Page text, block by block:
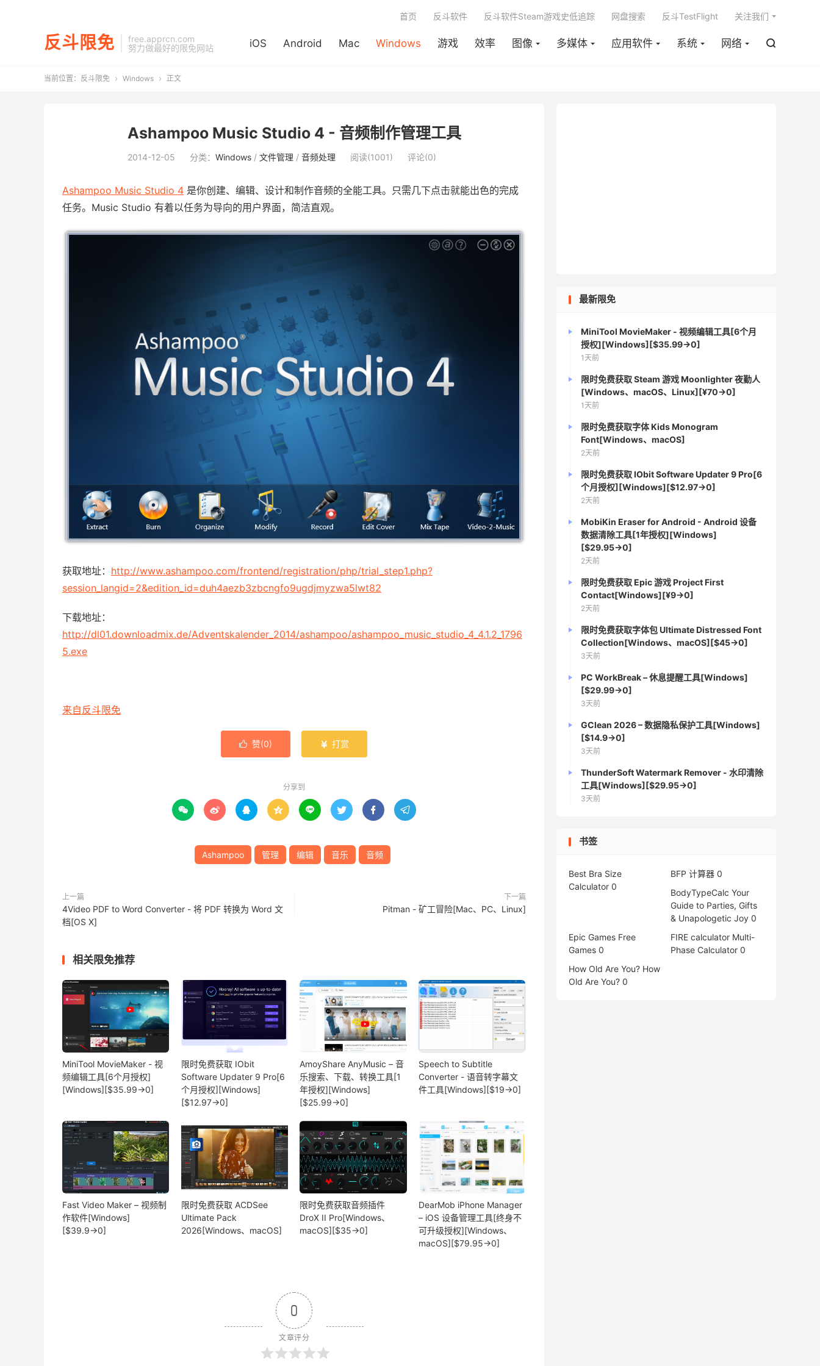
反斗限免
free.apprcn.com
努力做最好的限免网站
iOS Android Mac Windows 游戏 效率 图像 多媒体 应用软件 系统 网络 
首页 反斗软件 反斗软件Steam游戏史低追踪 网盘搜索 反斗TestFlight 关注我们
当前位置： 反斗限免  Windows  正文
Ashampoo Music Studio 4 - 音频制作管理工具
2014-12-05 分类： Windows / 文件管理 / 音频处理 阅读(1001) 评论(0)
Ashampoo Music Studio 4 是你创建、编辑、设计和制作音频的全能工具。只需几下点击就能出色的完成
任务。Music Studio 有着以任务为导向的用户界面，简洁直观。
获取地址： http://www.ashampoo.com/frontend/registration/php/trial_step1.php?
session_langid=2&edition_id=duh4aezb3zbcngfo9ugdjmyzwa5lwt82
下载地址：
http://dl01.downloadmix.de/Adventskalender_2014/ashampoo/ashampoo_music_studio_4_4.1.2_1796
5.exe
来自反斗限免
 赞(0)  打赏
分享到
       
Ashampoo 管理 编辑 音乐 音频
上一篇
4Video PDF to Word Converter - 将 PDF 转换为 Word 文
档[OS X]
下一篇
Pitman - 矿工冒险[Mac、PC、Linux]
相关限免推荐
MiniTool MovieMaker - 视
频编辑工具[6个月授权]
[Windows][$35.99→0]
限时免费获取 IObit
Software Updater 9 Pro[6
个月授权][Windows]
[$12.97→0]
AmoyShare AnyMusic – 音
乐搜索、下载、转换工具[1
年授权][Windows]
[$25.99→0]
Speech to Subtitle
Converter - 语音转字幕文
件工具[Windows][$19→0]
Fast Video Maker – 视频制
作软件[Windows]
[$39.9→0]
限时免费获取 ACDSee
Ultimate Pack
2026[Windows、macOS]
限时免费获取音频插件
DroX II Pro[Windows、
macOS][$35→0]
DearMob iPhone Manager
– iOS 设备管理工具[终身不
可升级授权][Windows、
macOS][$79.95→0]
0
文章评分
最新限免
MiniTool MovieMaker - 视频编辑工具[6个月
授权][Windows][$35.99→0]
1天前
限时免费获取 Steam 游戏 Moonlighter 夜勤人
[Windows、macOS、Linux][¥70→0]
1天前
限时免费获取字体 Kids Monogram
Font[Windows、macOS]
2天前
限时免费获取 IObit Software Updater 9 Pro[6
个月授权][Windows][$12.97→0]
2天前
MobiKin Eraser for Android - Android 设备
数据清除工具[1年授权][Windows]
[$29.95→0]
2天前
限时免费获取 Epic 游戏 Project First
Contact[Windows][¥9→0]
2天前
限时免费获取字体包 Ultimate Distressed Font
Collection[Windows、macOS][$45→0]
3天前
PC WorkBreak – 休息提醒工具[Windows]
[$29.99→0]
3天前
GClean 2026 – 数据隐私保护工具[Windows]
[$14.9→0]
3天前
ThunderSoft Watermark Remover - 水印清除
工具[Windows][$29.95→0]
3天前
书签
Best Bra Size
Calculator 0
BFP 计算器 0
BodyTypeCalc Your
Guide to Parties, Gifts
& Unapologetic Joy 0
Epic Games Free
Games 0
FIRE calculator Multi-
Phase Calculator 0
How Old Are You? How
Old Are You? 0